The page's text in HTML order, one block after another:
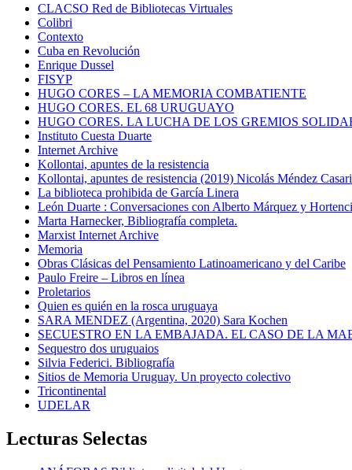
CLACSO Red de Bibliotecas Virtuales
Colibri
Contexto
Cuba en Revolución
Enrique Dussel
FISYP
HUGO CORES – LA MEMORIA COMBATIENTE
HUGO CORES. EL 68 URUGUAYO
HUGO CORES. LA LUCHA DE LOS GREMIOS
Instituto Cuesta Duarte
Internet Archive
Kollontai, apuntes de la resistencia
Kollontai, apuntes de resistencia (2019) Nicolás Méndez
La biblioteca prohibida de García Linera
León Duarte : Conversaciones con Alberto Márquez y
Marta Harnecker, Bibliografía completa.
Marxist Internet Archive
Memoria
Obras Clásicas del Pensamiento Latinoamericano y del Caribe
Paulo Freire – Libros en línea
Proletarios
Quien es quién en la rosca uruguaya
SARA MENDEZ (Argentina, 2020) Sara Kochen
SECUESTRO EN LA EMBAJADA. EL CASO DE LA
Sequestro dos uruguaios
Silvia Federici. Bibliografía
Sitios de Memoria Uruguay. Un proyecto colectivo
Tricontinental
UDELAR
Lecturas Selectas